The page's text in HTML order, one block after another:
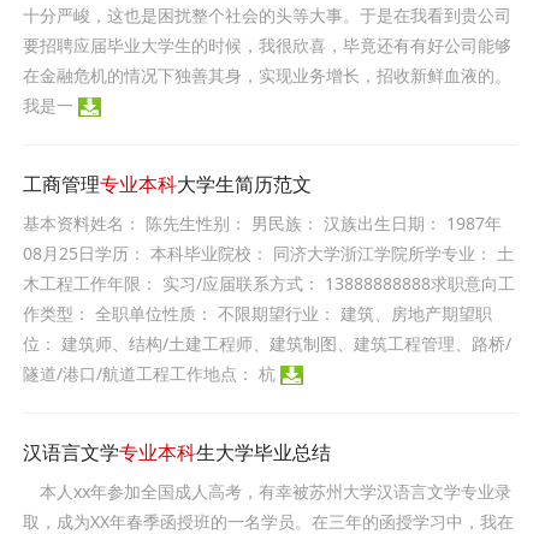
十分严峻，这也是困扰整个社会的头等大事。于是在我看到贵公司
要招聘应届毕业大学生的时候，我很欣喜，毕竟还有有好公司能够
在金融危机的情况下独善其身，实现业务增长，招收新鲜血液的。
我是一
工商管理专业本科大学生简历范文
基本资料姓名： 陈先生性别： 男民族： 汉族出生日期： 1987年
08月25日学历： 本科毕业院校： 同济大学浙江学院所学专业： 土
木工程工作年限： 实习/应届联系方式： 13888888888求职意向工
作类型： 全职单位性质： 不限期望行业： 建筑、房地产期望职
位： 建筑师、结构/土建工程师、建筑制图、建筑工程管理、路桥/
隧道/港口/航道工程工作地点： 杭
汉语言文学专业本科生大学毕业总结
本人xx年参加全国成人高考，有幸被苏州大学汉语言文学专业录
取，成为XX年春季函授班的一名学员。在三年的函授学习中，我在